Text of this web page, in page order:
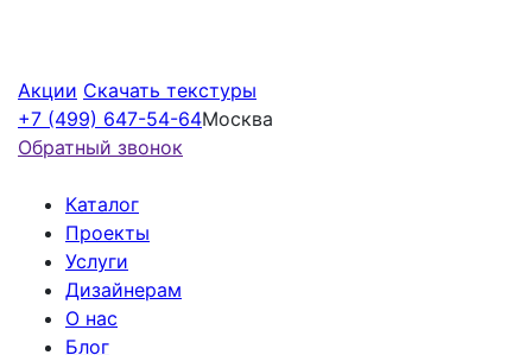
Акции Скачать текстуры
+7 (499) 647-54-64Москва
Обратный звонок
Каталог
Проекты
Услуги
Дизайнерам
О нас
Блог